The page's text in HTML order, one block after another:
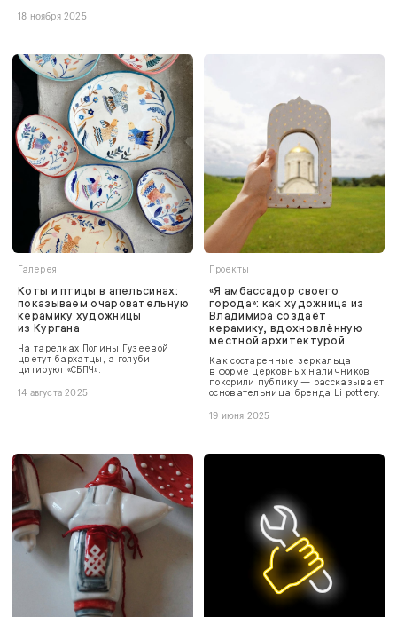
18 ноября 2025
Галерея
Коты и птицы в апельсинах:
показываем очаровательную
керамику художницы
из Кургана
На тарелках Полины Гузеевой
цветут бархатцы, а голуби
цитируют «СБПЧ».
14 августа 2025
Проекты
«Я амбассадор своего
города»: как художница из
Владимира создаёт
керамику, вдохновлённую
местной архитектурой
Как состаренные зеркальца
в форме церковных наличников
покорили публику — рассказывает
основательница бренда Li pottery.
19 июня 2025